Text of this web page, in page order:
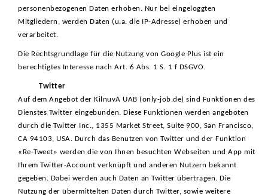
personenbezogenen Daten erhoben. Nur bei eingeloggten
Mitgliedern, werden Daten (u.a. die IP-Adresse) erhoben und
verarbeitet.
Die Rechtsgrundlage für die Nutzung von Google Plus ist ein
berechtigtes Interesse nach Art. 6 Abs. 1 S. 1 f DSGVO.
Twitter
Auf dem Angebot der KilnuvA UAB (only-job.de) sind Funktionen des
Dienstes Twitter eingebunden. Diese Funktionen werden angeboten
durch die Twitter Inc., 1355 Market Street, Suite 900, San Francisco,
CA 94103, USA. Durch das Benutzen von Twitter und der Funktion
«Re-Tweet» werden die von Ihnen besuchten Webseiten und App mit
Ihrem Twitter-Account verknüpft und anderen Nutzern bekannt
gegeben. Dabei werden auch Daten an Twitter übertragen. Die
Nutzung der übermittelten Daten durch Twitter, sowie weitere